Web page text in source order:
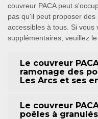
couvreur PACA peut
pas qu'il peut proposer
accessibles à tous. Si vous
supplémentaires, veuillez
Le couvreur
ramonage des
Les Arcs et ses
Le couvreur
poêles à